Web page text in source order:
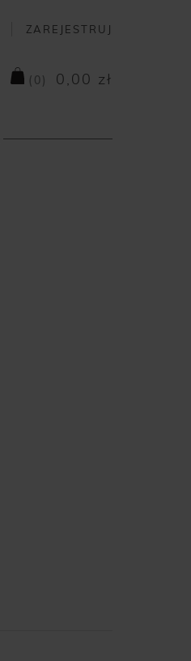
ZAREJESTRUJ
( 0 ) 0,00 zł